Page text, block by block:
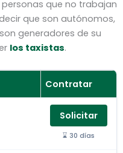
que no trabajan
que son autónomos,
generadores de su
los taxistas.
Contratar
Solicitar
⌛ 30 días